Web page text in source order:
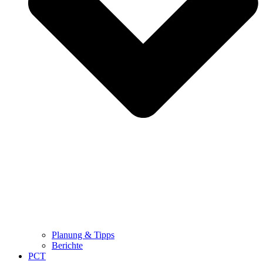
Planung & Tipps
Berichte
PCT